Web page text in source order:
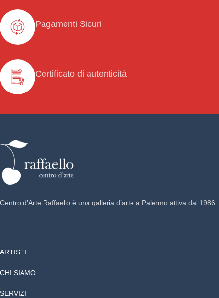
Pagamenti Sicuri
Certificato di autenticità
Centro d’Arte Raffaello è una galleria d’arte a Palermo attiva dal 1986.
ARTISTI
CHI SIAMO
SERVIZI